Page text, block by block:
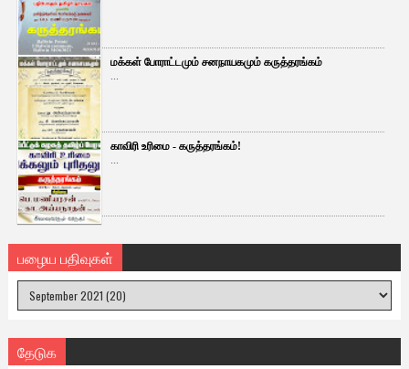
மக்கள் போராட்டமும் சனநாயகமும் கருத்தரங்கம்
...
காவிரி உரிமை - கருத்தரங்கம்!
...
பழைய பதிவுகள்
தேடுக